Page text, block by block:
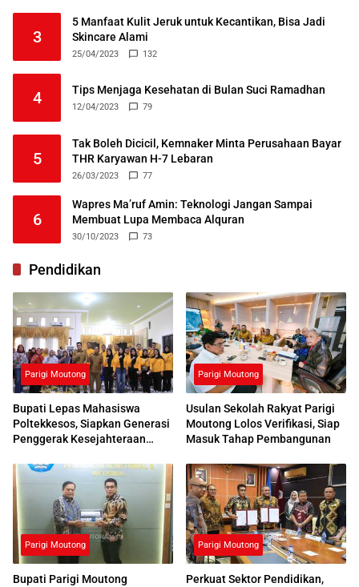
3
5 Manfaat Kulit Jeruk untuk Kecantikan, Bisa Jadi
Skincare Alami
25/04/2023 132
4 Tips Menjaga Kesehatan di Bulan Suci Ramadhan
12/04/2023 79
5
Tak Boleh Dicicil, Kemnaker Minta Perusahaan Bayar
THR Karyawan H-7 Lebaran
26/03/2023 77
6
Wapres Ma’ruf Amin: Teknologi Jangan Sampai
Membuat Lupa Membaca Alquran
30/10/2023 73
Pendidikan
Parigi Moutong
Bupati Lepas Mahasiswa
Poltekkesos, Siapkan Generasi
Penggerak Kesejahteraan
Parigi Moutong
Usulan Sekolah Rakyat Parigi
Moutong Lolos Verifikasi, Siap
Masuk Tahap Pembangunan
Parigi Moutong
Bupati Parigi Moutong
Parigi Moutong
Perkuat Sektor Pendidikan,